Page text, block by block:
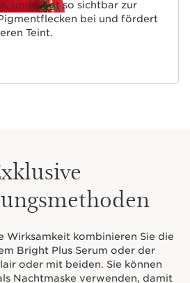
und trägt so sichtbar zur
bei und fördert
Teint.
Wirksamkeit kombinieren Sie die
Bright Plus Serum oder der
oder mit beiden. Sie können
Nachtmaske verwenden, damit